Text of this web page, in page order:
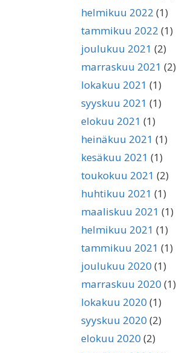
helmikuu 2022 (1)
tammikuu 2022 (1)
joulukuu 2021 (2)
marraskuu 2021 (2)
lokakuu 2021 (1)
syyskuu 2021 (1)
elokuu 2021 (1)
heinäkuu 2021 (1)
kesäkuu 2021 (1)
toukokuu 2021 (2)
huhtikuu 2021 (1)
maaliskuu 2021 (1)
helmikuu 2021 (1)
tammikuu 2021 (1)
joulukuu 2020 (1)
marraskuu 2020 (1)
lokakuu 2020 (1)
syyskuu 2020 (2)
elokuu 2020 (2)